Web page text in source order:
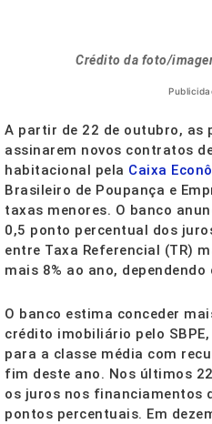
Crédito da foto/
A partir de 22 de outubro, as
assinarem novos contratos
habitacional pela Caixa
Brasileiro de Poupança e
taxas menores. O banco
0,5 ponto percentual dos
entre Taxa Referencial (TR)
mais 8% ao ano,
O banco estima conceder
crédito imobiliário pelo
para a classe média com
fim deste ano. Nos últimos
os juros nos financiamentos
pontos percentuais. Em